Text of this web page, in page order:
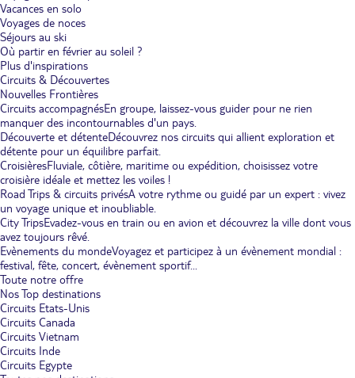
Vacances en solo
Voyages de noces
Séjours au ski
Où partir en février au soleil ?
Plus d'inspirations
Circuits & Découvertes
Nouvelles Frontières
Circuits accompagnésEn groupe, laissez-vous guider pour ne rien
manquer des incontournables d'un pays.
Découverte et détenteDécouvrez nos circuits qui allient exploration et
détente pour un équilibre parfait.
CroisièresFluviale, côtière, maritime ou expédition, choisissez votre
croisière idéale et mettez les voiles !
Road Trips & circuits privésA votre rythme ou guidé par un expert : vivez
un voyage unique et inoubliable.
City TripsEvadez-vous en train ou en avion et découvrez la ville dont vous
avez toujours rêvé.
Evènements du mondeVoyagez et participez à un évènement mondial :
festival, fête, concert, évènement sportif...
Toute notre offre
Nos Top destinations
Circuits Etats-Unis
Circuits Canada
Circuits Vietnam
Circuits Inde
Circuits Egypte